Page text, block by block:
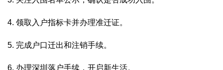
4. 领取入户指标卡并办理准迁证。
5. 完成户口迁出和注销手续。
6. 办理深圳落户手续，开启新生活。